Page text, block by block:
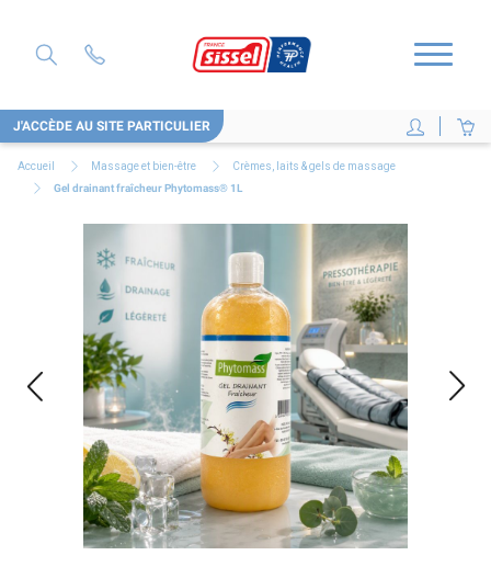
J'ACCÈDE AU SITE PARTICULIER
Accueil Massage et bien-être
Crèmes, laits & gels de massage
Gel drainant fraîcheur Phytomass® 1L